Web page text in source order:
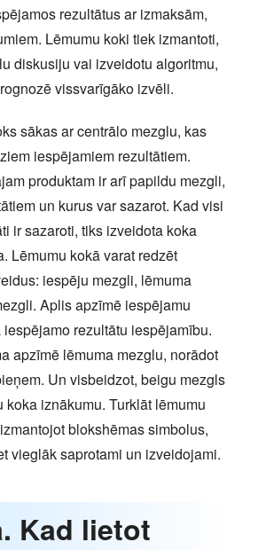
rezultātus ar izmaksām,
Lēmumu koki tiek izmantoti,
diskusiju vai izveidotu algoritmu,
vissvarīgāko izvēli.
sākas ar centrālo mezglu, kas
iespējamiem rezultātiem.
produktam ir arī papildu mezgli,
un kurus var sazarot. Kad visi
ir sazaroti, tiks izveidota koka
Lēmumu kokā varat redzēt
iespēju mezgli, lēmuma
Aplis apzīmē iespējamu
rezultātu iespējamību.
apzīmē lēmuma mezglu, norādot
Un visbeidzot, beigu mezgls
koka iznākumu. Turklāt lēmumu
blokshēmas simbolus,
vieglāk saprotami un izveidojami.
Kad lietot